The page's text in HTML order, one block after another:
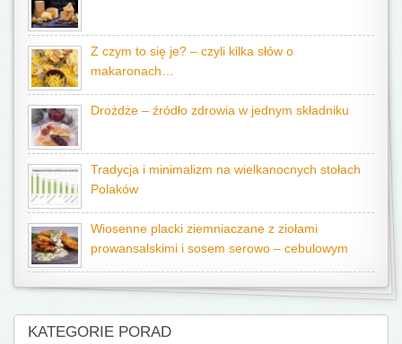
Z czym to się je? – czyli kilka słów o
makaronach…
Drożdże – źródło zdrowia w jednym składniku
Tradycja i minimalizm na wielkanocnych stołach
Polaków
Wiosenne placki ziemniaczane z ziołami
prowansalskimi i sosem serowo – cebulowym
KATEGORIE PORAD